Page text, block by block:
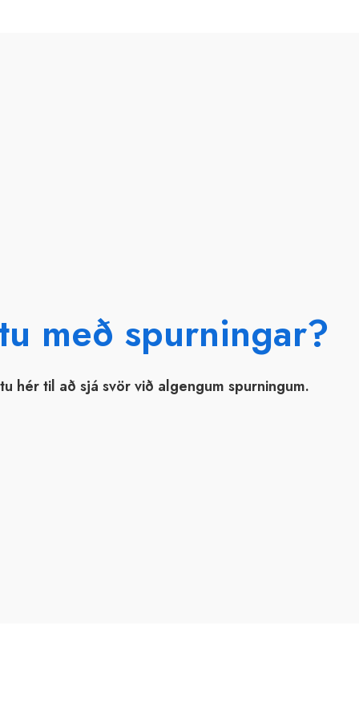
með spurningar?
hér til að sjá svör við algengum spurningum.